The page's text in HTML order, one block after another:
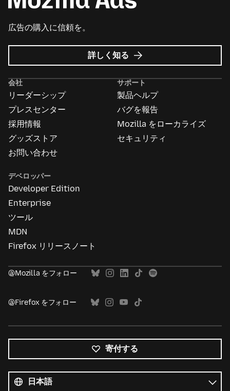
広告の購入に信頼を。
Mozilla
広
詳しく知る
会社
リーダーシップ
プレスセンター
採用情報
グッズストア
お問い合わせ
サポート
製品ヘルプ
バグを報告
Mozilla をローカライズ
セキュリティ
デベロッパー
Developer Edition
Enterprise
ツール
MDN
Firefox リリースノート
@Mozilla をフォロー
@Firefox をフォロー
寄付する
べ
て
言
語